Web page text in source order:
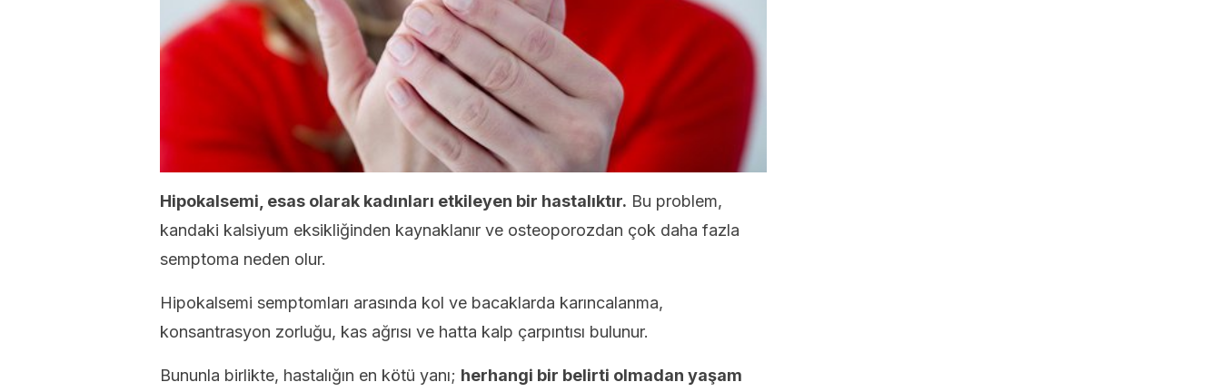
Hipokalsemi, esas olarak kadınları etkileyen bir hastalıktır. Bu problem,
kandaki kalsiyum eksikliğinden kaynaklanır ve osteoporozdan çok daha fazla
semptoma neden olur.
Hipokalsemi semptomları arasında kol ve bacaklarda karıncalanma,
konsantrasyon zorluğu, kas ağrısı ve hatta kalp çarpıntısı bulunur.
Bununla birlikte, hastalığın en kötü yanı; herhangi bir belirti olmadan yaşam